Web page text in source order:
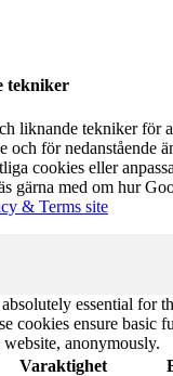
tekniker
liknande tekniker för
och för nedanstående
cookies eller
gärna med om hur
& Terms site
essential for
cookies ensure basic
anonymously.
Varaktighet